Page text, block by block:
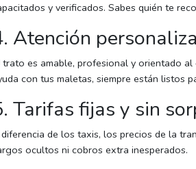
y verificados. Sabes quién te
Atención
trato es amable, profesional y orientado
con tus maletas, siempre están listos
Tarifas fijas y sin
de los taxis, los precios de la
ocultos ni cobros extra inesperados.